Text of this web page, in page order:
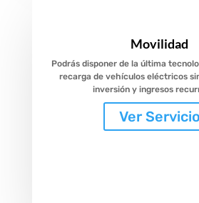
Movilidad
Podrás disponer de la última
recarga de vehículos eléctricos
inversión y ingresos
Ver Servicio